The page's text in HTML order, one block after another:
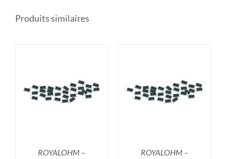
Produits similaires
ROYALOHM –
AJOUTER AU PANIER
/
DÉTAILS
ROYALOHM –